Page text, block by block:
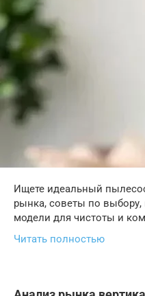
Ищете идеальный
рынка, советы по
модели для чистоты и
Читать полностью